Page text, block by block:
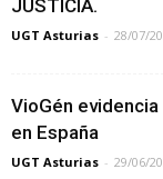
JUSTICIA.
UGT Asturias - 28/07/
VioGén
en España
UGT Asturias - 29/06/